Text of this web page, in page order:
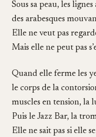
Sous sa peau, les
des arabesques
Elle ne veut pas
Mais elle ne peut pas
Quand elle ferme les
le corps de la
muscles en tension, la
Puis le Jazz Bar, la
Elle ne sait pas si elle